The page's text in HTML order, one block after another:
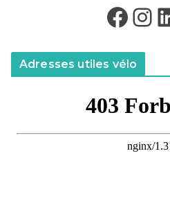
Facebook Instagram LinkedIn
Adresses utiles vélo